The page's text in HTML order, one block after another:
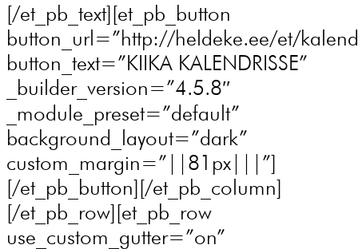
[/et_pb_text][et_pb_button
button_url=”http://heldeke.ee/et/
button_text=”KIIKA KALENDRISSE”
_builder_version=”4.5.8″
_module_preset=”default”
background_layout=”dark”
custom_margin=”||81px|||”]
[/et_pb_button][/et_pb_column]
[/et_pb_row][et_pb_row
use_custom_gutter=”on”